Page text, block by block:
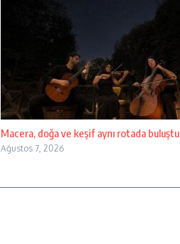
Macera, doğa ve keşif aynı rotada buluştu
Ağustos 7, 2026